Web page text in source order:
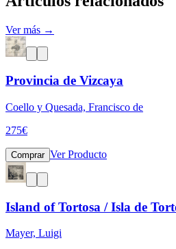
Ver más →
Provincia de Vizcaya
Coello y Quesada, Francisco de
275€
Comprar Ver Producto
Island of Tortosa / Isla de
Mayer, Luigi